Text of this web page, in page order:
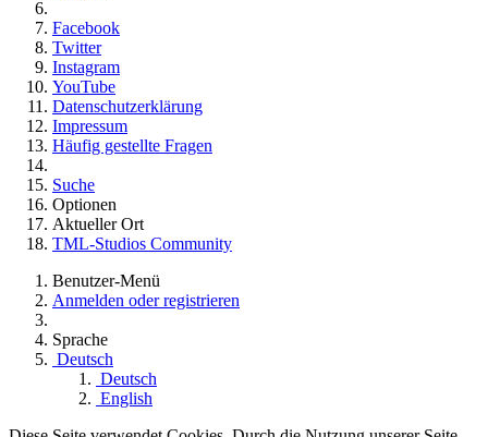
Facebook
Twitter
Instagram
YouTube
Datenschutzerklärung
Impressum
Häufig gestellte Fragen
Suche
Optionen
Aktueller Ort
TML-Studios Community
Benutzer-Menü
Anmelden oder registrieren
Sprache
Deutsch
Deutsch
English